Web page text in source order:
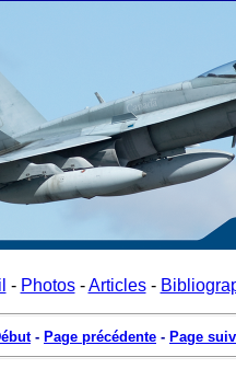
- Photos-Articles-
- Page précédente - Page